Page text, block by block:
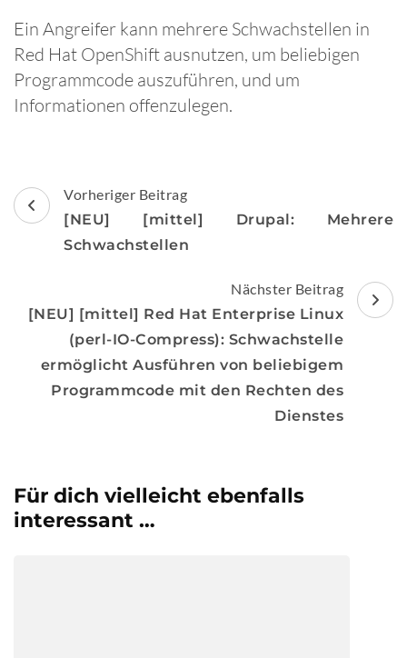
Ein Angreifer kann mehrere Schwachstellen in
Red Hat OpenShift ausnutzen, um beliebigen
Programmcode auszuführen, und um
Informationen offenzulegen.
Beitragsnavigation
Vorheriger Beitrag
[NEU] [mittel] Drupal: Mehrere
Schwachstellen
Nächster Beitrag
[NEU] [mittel] Red Hat Enterprise Linux
(perl-IO-Compress): Schwachstelle
ermöglicht Ausführen von beliebigem
Programmcode mit den Rechten des
Dienstes
Für dich vielleicht ebenfalls
interessant …